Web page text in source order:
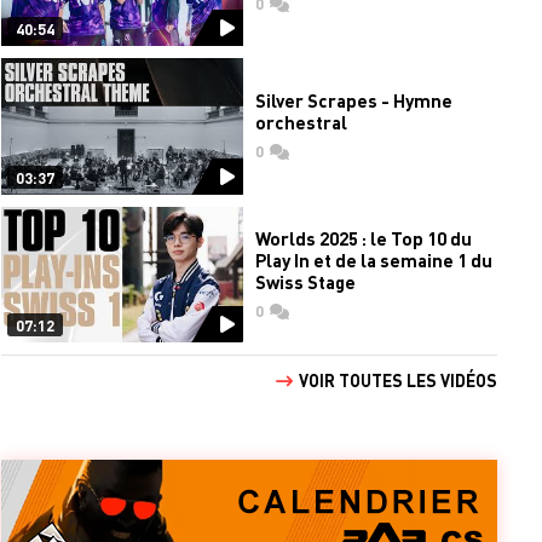
40:54
03:37
Silver Scrapes - Hymne
orchestral
0commentaires
07:12
Worlds 2025 : le Top 10 du
Play In et de la semaine 1 du
Swiss Stage
0commentaires
VOIR TOUTES LES VIDÉOS